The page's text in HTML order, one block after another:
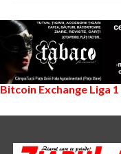
Bitcoin Exchange Liga 1